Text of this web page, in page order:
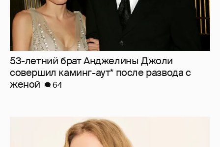
53-летний брат Анджелины Джоли
совершил каминг-аут* после развода с
женой
64